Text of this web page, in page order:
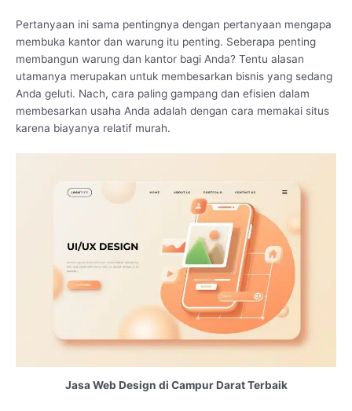
Pertanyaan ini sama pentingnya dengan pertanyaan mengapa
membuka kantor dan warung itu penting. Seberapa penting
membangun warung dan kantor bagi Anda? Tentu alasan
utamanya merupakan untuk membesarkan bisnis yang sedang
Anda geluti. Nach, cara paling gampang dan efisien dalam
membesarkan usaha Anda adalah dengan cara memakai situs
karena biayanya relatif murah.
Jasa Web Design di Campur Darat Terbaik